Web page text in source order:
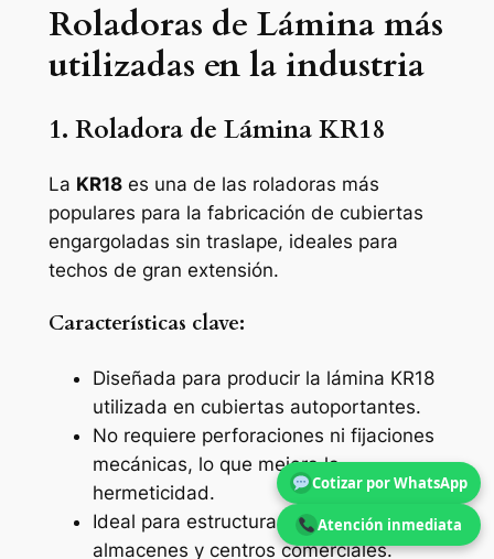
Roladoras de Lámina más
utilizadas en la industria
1. Roladora de Lámina KR18
La KR18es una de las roladoras más
populares para la fabricación de cubiertas
engargoladas sin traslape, ideales para
techos de gran extensión.
Características clave:
Diseñada para producir la lámina KR18
utilizada en cubiertas autoportantes.
No requiere perforaciones ni fijaciones
mecánicas, lo que mejora la
hermeticidad.
Ideal para estructuras industriales,
almacenes y centros comerciales.
Cotizar por WhatsApp
Atención inmediata